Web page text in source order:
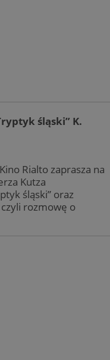
śląski” K.
Rialto zaprasza na
Kutza
śląski” oraz
czyli rozmowę o